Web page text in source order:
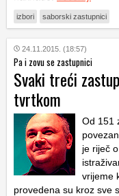
izbori saborski zastupnici
24.11.2015. (18:57)
Pa i zovu se zastupnici
Svaki treći
tvrtkom
Od 151
je riječ
vrijeme
provedena su kroz sve